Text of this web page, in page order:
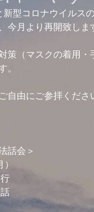
新型コロナウイルス
今月より再開致しま
策（マスクの着用
。
自由にご参拝くださ
話会＞